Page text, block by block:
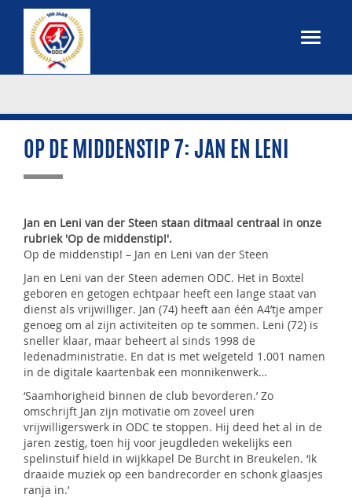
OP DE MIDDENSTIP 7: JAN EN LENI
Jan en Leni van der Steen staan ditmaal centraal in onze
rubriek 'Op de middenstip!'.
Op de middenstip! – Jan en Leni van der Steen
Jan en Leni van der Steen ademen ODC. Het in Boxtel
geboren en getogen echtpaar heeft een lange staat van
dienst als vrijwilliger. Jan (74) heeft aan één A4’tje amper
genoeg om al zijn activiteiten op te sommen. Leni (72) is
sneller klaar, maar beheert al sinds 1998 de
ledenadministratie. En dat is met welgeteld 1.001 namen
in de digitale kaartenbak een monnikenwerk…
‘Saamhorigheid binnen de club bevorderen.’ Zo
omschrijft Jan zijn motivatie om zoveel uren
vrijwilligerswerk in ODC te stoppen. Hij deed het al in de
jaren zestig, toen hij voor jeugdleden wekelijks een
spelinstuif hield in wijkkapel De Burcht in Breukelen. ‘Ik
draaide muziek op een bandrecorder en schonk glaasjes
ranja in.’